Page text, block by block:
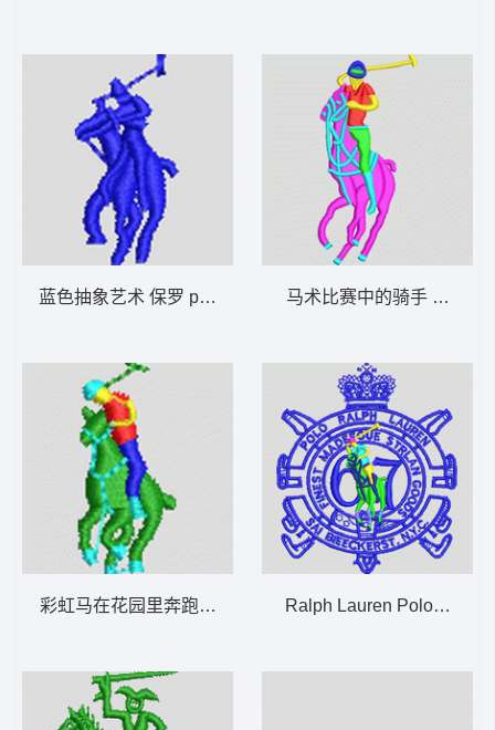
蓝色抽象艺术 保罗 polo 骑马 男装
彩虹马在花园里奔跑 保罗 polo 骑马 男装
马术比赛中的骑手 保罗
Ralph Lauren Polo标志